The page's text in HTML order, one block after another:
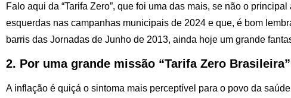
Falo aqui da “Tarifa Zero”, que foi uma das mais, se não o
esquerdas nas campanhas municipais de 2024 e que, é bom
barris das Jornadas de Junho de 2013, ainda hoje um grande
2. Por uma grande missão “Tarifa Zero Brasileira”
A inflação é quiçá o sintoma mais perceptível para o povo da